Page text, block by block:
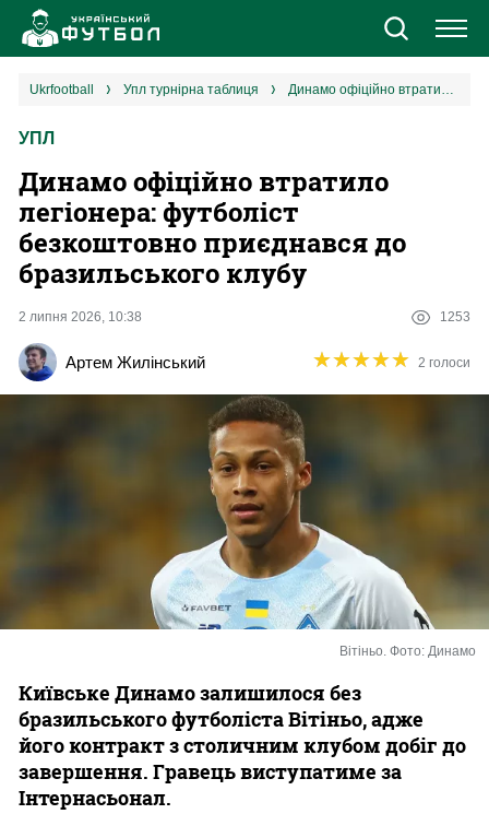
Новини
Єврокубки
УПЛ
Різне
Букмекери
Казино
ukrfootball упл турнірна таблиця Динамо офіційно втратило легіонера: футболіст безкоштовно приєднався до бразильського клубу
УПЛ
Динамо офіційно втратило
легіонера: футболіст
безкоштовно приєднався до
бразильського клубу
2 липня 2026, 10:38 1253
Артем Жилінський ★★★★★
★★★★★ 2 голоси
Вітіньо. Фото: Динамо
Київське Динамо залишилося без
бразильського футболіста Вітіньо, адже
його контракт з столичним клубом добіг до
завершення. Гравець виступатиме за
Інтернасьонал.